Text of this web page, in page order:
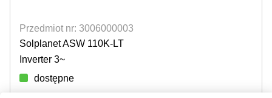
Przedmiot nr: 3006000003
Solplanet ASW 110K-LT
Inverter 3~
dostępne